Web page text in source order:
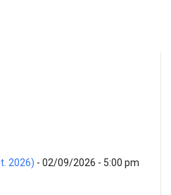
2026) - 02/09/2026 - 5:00 pm